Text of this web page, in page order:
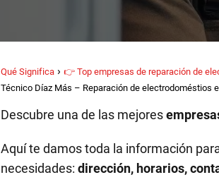
Qué Significa 👉 Top empresas de reparación de
Técnico Díaz Más – Reparación de electrodoméstios
Descubre una de las mejores
Aquí te damos toda la información
necesidades: dirección, horarios,